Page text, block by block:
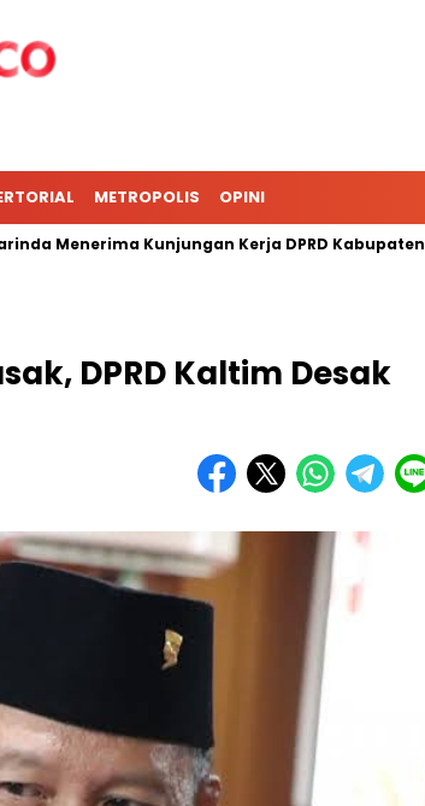
METROPOLIS OPINI
Menerima Kunjungan Kerja DPRD Kabupaten Barru
DPRD Kaltim Desak